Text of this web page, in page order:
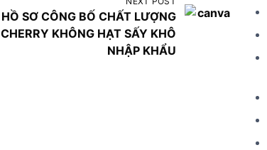
HỒ SƠ CÔNG BỐ CHẤT LƯỢNG
CHERRY KHÔNG HẠT SẤY KHÔ
NHẬP KHẨU